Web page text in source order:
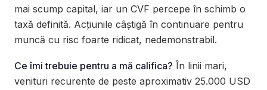
mai scump capital, iar un CVF percepe în schimb o
taxă definită. Acțiunile câștigă în continuare pentru
muncă cu risc foarte ridicat, nedemonstrabil.
Ce îmi trebuie pentru a mă califica? În linii mari,
venituri recurente de peste aproximativ 25.000 USD